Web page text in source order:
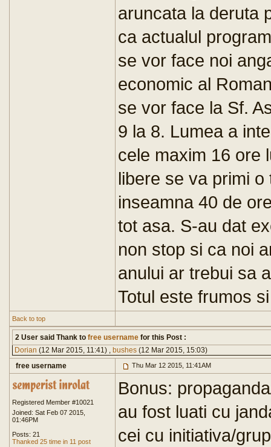
aruncata la deruta
ca actualul
se vor face noi
economic al
se vor face la Sf.
9 la 8. Lumea a
cele maxim 16 ore
libere se va primi
inseamna 40 de
tot asa. S-au dat
non stop si ca noi
anului ar trebui sa
Totul este frumos
Back to top
2 User said Thank to free username for this Post :
Dorian (12 Mar 2015, 11:41) , bushes (12 Mar 2015, 15:03)
free username
Thu Mar 12 2015, 11:41AM
Registered Member #10021
Joined: Sat Feb 07 2015,
01:46PM
Posts: 21
Thanked 25 time in 11 post
Bonus:
au fost luati cu
cei cu initiativa/